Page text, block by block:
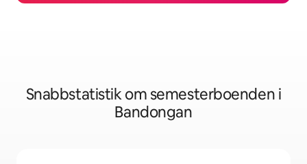
Snabbstatistik om semesterboenden i
Bandongan